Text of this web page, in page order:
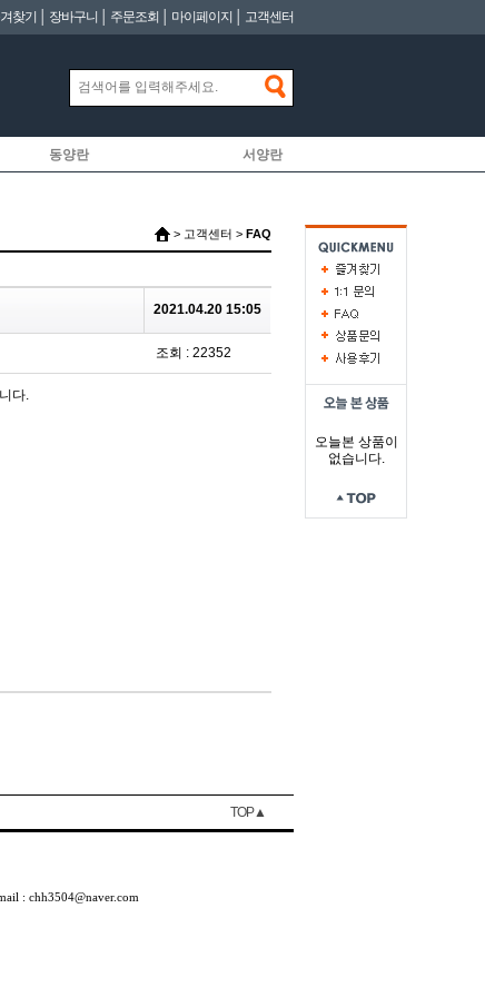
찾기 장바구니 주문조회 마이페이지 고객센터
오늘본 상품이
없습니다.
동양란 서양란
> 고객센터 > FAQ
2021.04.20 15:05
조회 : 22352
다.
TOP▲
: chh3504@naver.com